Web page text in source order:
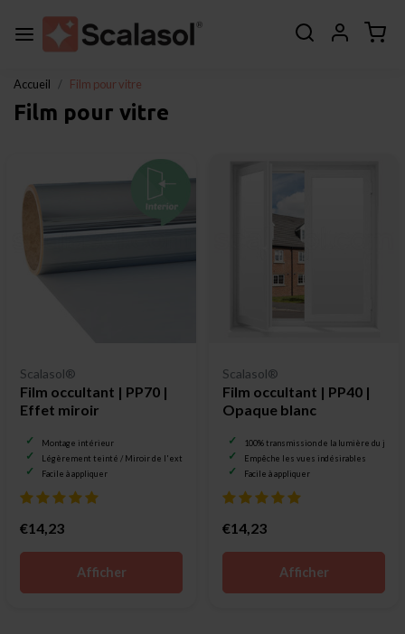
Accueil Film pour vitre
Film pour vitre
Scalasol®
Film occultant | PP70 |
Effet miroir
Montage intérieur
Légèrement teinté / Miroir de l'extérieur
Facile à appliquer
€14,23
Afficher
Scalasol®
Film occultant | PP40 |
Opaque blanc
100% transmission de la lumière du jour
Empêche les vues indésirables
Facile à appliquer
€14,23
Afficher